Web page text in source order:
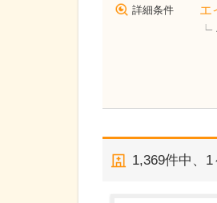
詳細条件 エ
1,369件中、 1